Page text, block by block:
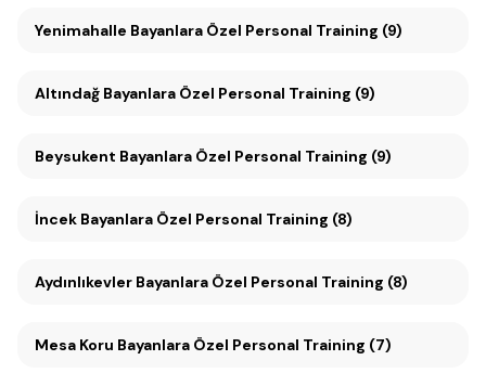
Yenimahalle Bayanlara Özel Personal Training (9)
Altındağ Bayanlara Özel Personal Training (9)
Beysukent Bayanlara Özel Personal Training (9)
İncek Bayanlara Özel Personal Training (8)
Aydınlıkevler Bayanlara Özel Personal Training (8)
Mesa Koru Bayanlara Özel Personal Training (7)